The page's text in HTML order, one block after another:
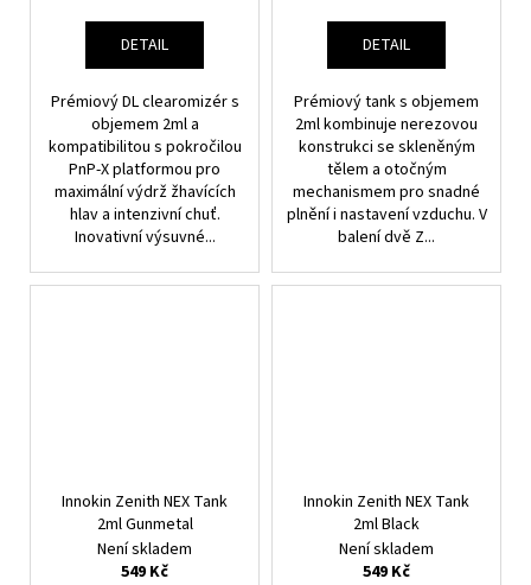
DETAIL
Prémiový DL clearomizér s
objemem 2ml a
kompatibilitou s pokročilou
PnP-X platformou pro
maximální výdrž žhavících
hlav a intenzivní chuť.
Inovativní výsuvné...
DETAIL
Prémiový tank s objemem
2ml kombinuje nerezovou
konstrukci se skleněným
tělem a otočným
mechanismem pro snadné
plnění i nastavení vzduchu. V
balení dvě Z...
Innokin Zenith NEX Tank
2ml Gunmetal
Není skladem
549 Kč
Innokin Zenith NEX Tank
2ml Black
Není skladem
549 Kč